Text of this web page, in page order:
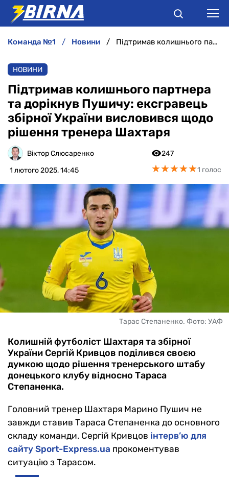
АНАЛІТИКА
ІНТЕРВ'Ю
РІЗНЕ
БУКМЕКЕРИ
команда №1 новини Підтримав колишнього партнера та дорікнув Пушичу: ексгравець збірної України висловився щодо рішення тренера Шахтаря
НОВИНИ
Підтримав колишнього партнера
та дорікнув Пушичу: ексгравець
збірної України висловився щодо
рішення тренера Шахтаря
Віктор Слюсаренко
1 лютого 2025, 14:45
247
★★★★★
★★★★★1 голос
Тарас Степаненко. Фото: УАФ
Колишній футболіст Шахтаря та збірної
України Сергій Кривцов поділився своєю
думкою щодо рішення тренерського штабу
донецького клубу відносно Тараса
Степаненка.
Головний тренер Шахтаря Марино Пушич не
завжди ставив Тараса Степаненка до основного
складу команди. Сергій Кривцов інтерв’ю для
сайту Sport-Express.ua прокоментував
ситуацію з Тарасом.